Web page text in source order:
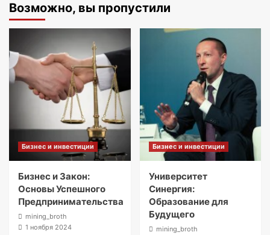
Возможно, вы пропустили
Бизнес и инвестиции
Бизнес и Закон:
Основы Успешного
Предпринимательства
mining_broth
1 ноября 2024
Бизнес и инвестиции
Университет
Синергия:
Образование для
Будущего
mining_broth